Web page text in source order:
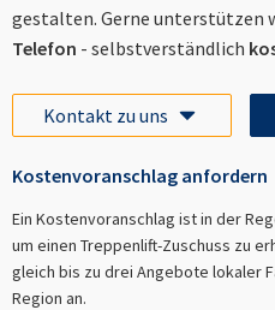
gestalten. Gerne unterstützen
Telefon - selbstverständlich
Kontakt zu uns
Kostenvoranschlag anfordern
Ein Kostenvoranschlag ist in der
um einen Treppenlift-Zuschuss zu
gleich bis zu drei Angebote lokaler
Region an.